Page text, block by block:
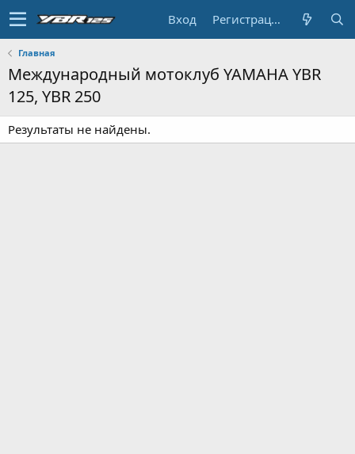
Вход Регистрация
Главная
Международный мотоклуб YAMAHA YBR
125, YBR 250
Результаты не найдены.